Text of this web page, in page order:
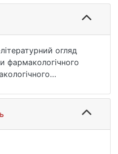
2520-
звернення:
огляд
фармакологічного
Кірпік, яка
менеджменту,
стратегічного,
з часу